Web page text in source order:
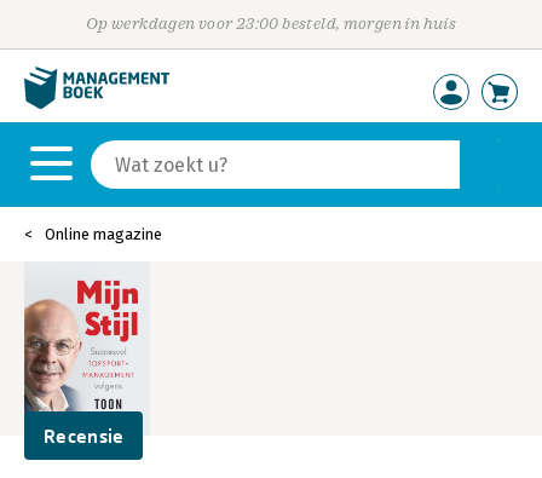
Op werkdagen voor 23:00 besteld, morgen in huis
Online magazine
Recensie